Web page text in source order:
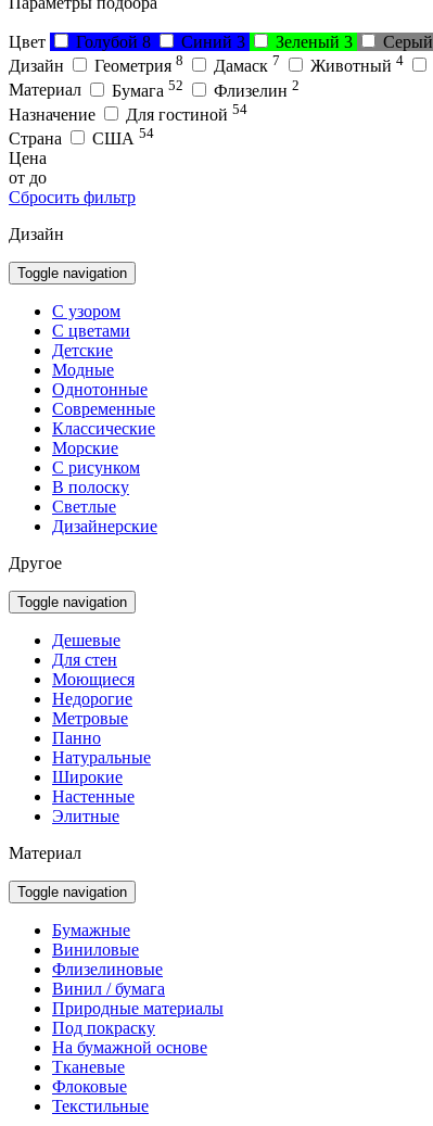
Цвет Голубой 8 Синий 3 Зеленый 3 Серый
Дизайн
Геометрия 8 Дамаск 7 Животный 4
Материал Бумага 52 Флизелин 2
Назначение Для гостиной 54
Страна США 54
Цена
от до
Сбросить фильтр
Дизайн
Toggle navigation
С узором
С цветами
Детские
Модные
Однотонные
Современные
Классические
Морские
С рисунком
В полоску
Светлые
Дизайнерские
Другое
Toggle navigation
Дешевые
Для стен
Моющиеся
Недорогие
Метровые
Панно
Натуральные
Широкие
Настенные
Элитные
Материал
Toggle navigation
Бумажные
Виниловые
Флизелиновые
Винил / бумага
Природные материалы
Под покраску
На бумажной основе
Тканевые
Флоковые
Текстильные